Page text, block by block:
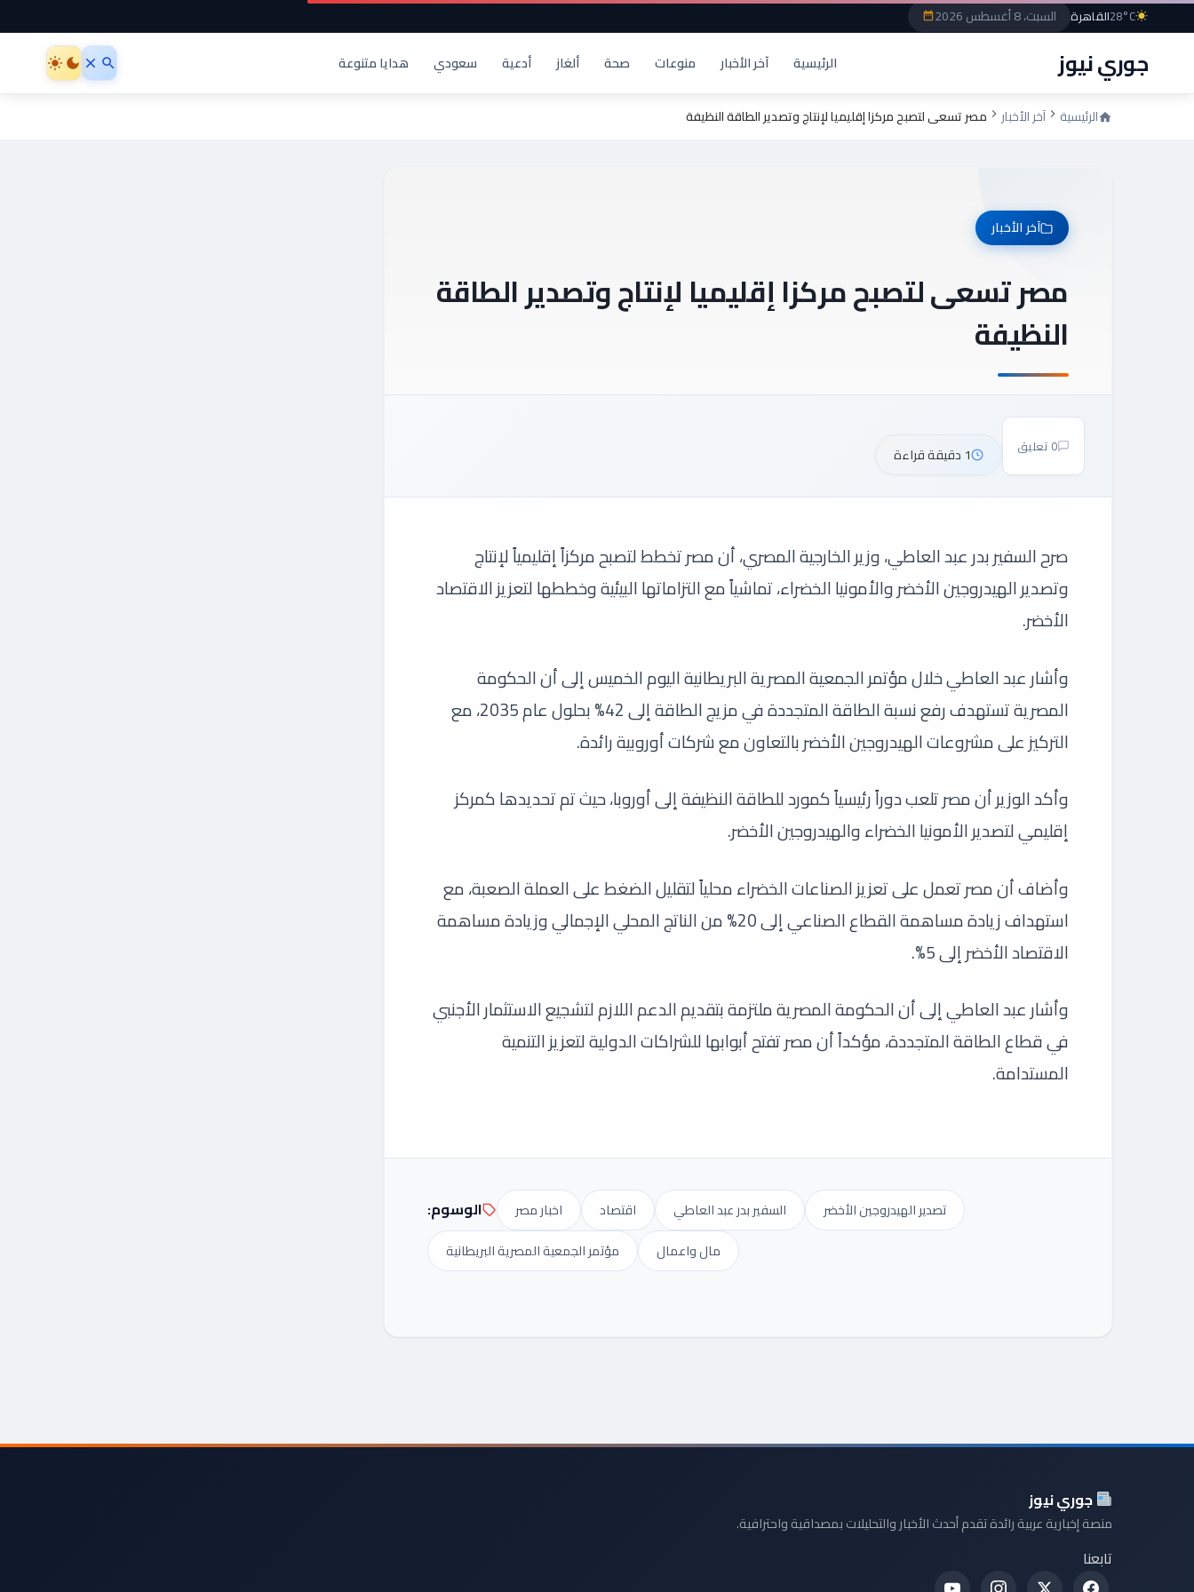
السبت، 8 أغسطس 2026 28°Cالقاهرة
جوري نيوز الرئيسية آخر الأخبار منوعات صحة ألغاز أدعية سعودي هدايا متنوعة
الرئيسية آخر الأخبار مصر تسعى لتصبح مركزا إقليميا لإنتاج وتصدير الطاقة النظيفة
آخر الأخبار
مصر تسعى لتصبح مركزا إقليميا لإنتاج وتصدير الطاقة
النظيفة
0 تعليق 1 دقيقة قراءة
صرح السفير بدر عبد العاطي، وزير الخارجية المصري، أن مصر تخطط لتصبح مركزاً إقليمياً لإنتاج
وتصدير الهيدروجين الأخضر والأمونيا الخضراء، تماشياً مع التزاماتها البيئية وخططها لتعزيز الاقتصاد
الأخضر.
وأشار عبد العاطي خلال مؤتمر الجمعية المصرية البريطانية اليوم الخميس إلى أن الحكومة
المصرية تستهدف رفع نسبة الطاقة المتجددة في مزيج الطاقة إلى 42% بحلول عام 2035، مع
التركيز على مشروعات الهيدروجين الأخضر بالتعاون مع شركات أوروبية رائدة.
وأكد الوزير أن مصر تلعب دوراً رئيسياً كمورد للطاقة النظيفة إلى أوروبا، حيث تم تحديدها كمركز
إقليمي لتصدير الأمونيا الخضراء والهيدروجين الأخضر.
وأضاف أن مصر تعمل على تعزيز الصناعات الخضراء محلياً لتقليل الضغط على العملة الصعبة، مع
استهداف زيادة مساهمة القطاع الصناعي إلى 20% من الناتج المحلي الإجمالي وزيادة مساهمة
الاقتصاد الأخضر إلى 5%.
وأشار عبد العاطي إلى أن الحكومة المصرية ملتزمة بتقديم الدعم اللازم لتشجيع الاستثمار الأجنبي
في قطاع الطاقة المتجددة، مؤكداً أن مصر تفتح أبوابها للشراكات الدولية لتعزيز التنمية
المستدامة.
الوسوم: اخبار مصر اقتصاد السفير بدر عبد العاطي
تصدير الهيدروجين الأخضر
مؤتمر الجمعية المصرية البريطانية
مال واعمال
جوري نيوز
منصة إخبارية عربية رائدة تقدم أحدث الأخبار والتحليلات بمصداقية واحترافية.
تابعنا